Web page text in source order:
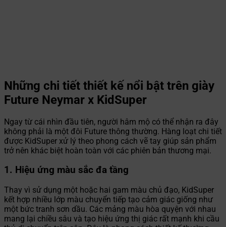
Những chi tiết thiết kế nổi bật trên giày
Future Neymar x KidSuper
Ngay từ cái nhìn đầu tiên, người hâm mộ có thể nhận ra đây
không phải là một đôi Future thông thường. Hàng loạt chi tiết
được KidSuper xử lý theo phong cách vẽ tay giúp sản phẩm
trở nên khác biệt hoàn toàn với các phiên bản thương mại.
1. Hiệu ứng màu sắc đa tầng
Thay vì sử dụng một hoặc hai gam màu chủ đạo, KidSuper
kết hợp nhiều lớp màu chuyển tiếp tạo cảm giác giống như
một bức tranh sơn dầu. Các mảng màu hòa quyện với nhau
mang lại chiều sâu và tạo hiệu ứng thị giác rất mạnh khi cầu